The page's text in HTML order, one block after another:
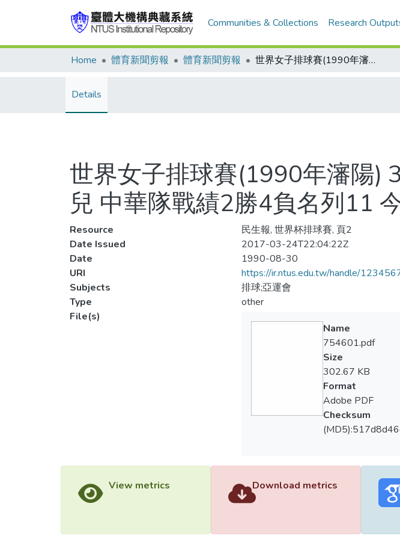
Communities & Collections Research
Home 體育新聞剪報 體育新聞剪報 世界女子排球賽(1990年瀋陽) 3：0中華臨去秋波 東德哭成淚人兒 中華隊戰績2勝4負名列11 今赴北京展開亞運最後集訓
Details
世界女子排球賽(1990年瀋陽)
兒 中華隊戰績2勝4負名列11
Resource
民生報, 世界杯排球賽, 頁2
Date Issued
2017-03-24T22:04:22Z
Date
1990-08-30
URI
https://ir.ntus.edu.tw/handle/
Subjects
排球;亞運會
Type
other
File(s)
Name
754601.pdf
Size
302.67 KB
Format
Adobe PDF
Checksum
View metrics Download metrics